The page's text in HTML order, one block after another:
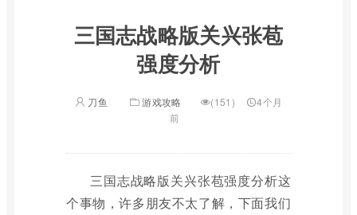
三国志战略版关兴张苞
强度分析
刀鱼 游戏攻略 (151)
4个月
前
三国志战略版关兴张苞强度分析这
个事物，许多朋友不太了解，下面我们